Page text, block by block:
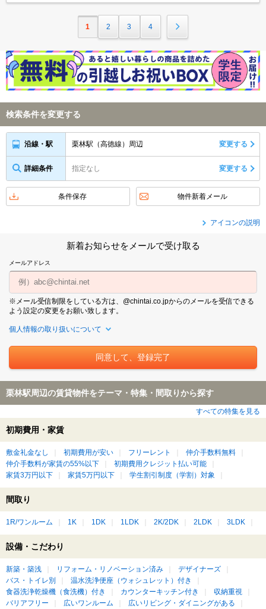
す。
1 2 3 4
検索条件を変更する
沿線・駅 栗林駅（高徳線）周辺 変更する
詳細条件 指定なし 変更する
条件保存 物件新着メール
アイコンの説明
新着お知らせをメールで受け取る
メールアドレス
※メール受信制限をしている方は、@chintai.co.jpからのメールを受信できる
よう設定の変更をお願い致します。
個人情報の取り扱いについて
栗林駅周辺の賃貸物件をテーマ・特集・間取りから探す
すべての特集を見る
初期費用・家賃
敷金礼金なし 初期費用が安い フリーレント
仲介手数料無料
仲介手数料が家賃の55%以下
初期費用クレジット払い可能
家賃3万円以下
家賃5万円以下 学生割引制度（学割）対象
間取り
1R/ワンルーム 1K 1DK 1LDK 2K/2DK 2LDK 3LDK
設備・こだわり
新築・築浅 リフォーム・リノベーション済み
デザイナーズ
バス・トイレ別
温水洗浄便座（ウォシュレット）付き
食器洗浄乾燥機（食洗機）付き
カウンターキッチン付き
収納重視
バリアフリー
広いワンルーム
広いリビング・ダイニングがある